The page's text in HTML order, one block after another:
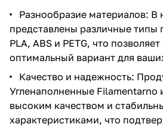
Разнообразие материалов: В
представлены различные типы
PLA, ABS и PETG, что
оптимальный вариант для
Качество и надежность:
Угленаполненные Filamentarno
высоким качеством и
характеристиками, что